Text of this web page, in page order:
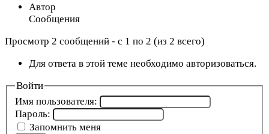
Автор
Сообщения
Просмотр 2 сообщений - с 1 по 2 (из 2 всего)
Для ответа в этой теме необходимо авторизоваться.
Войти
Имя пользователя:
Пароль:
Запомнить меня